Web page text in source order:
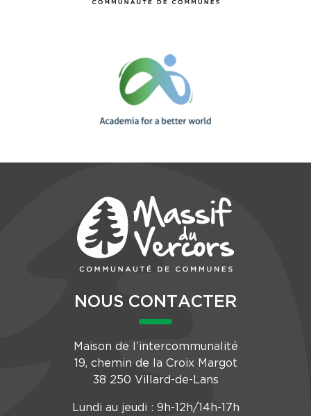
NOUS CONTACTER
Maison de l’intercommunalité
19, chemin de la Croix Margot
38 250 Villard-de-Lans
Lundi au jeudi : 9h-12h/14h-17h